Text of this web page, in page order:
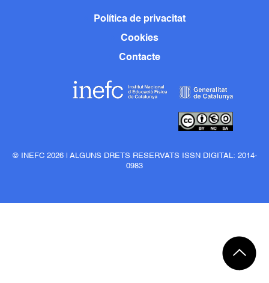
Política de privacitat
Cookies
Contacte
© INEFC 2026 | ALGUNS DRETS RESERVATS ISSN DIGITAL: 2014-
0983